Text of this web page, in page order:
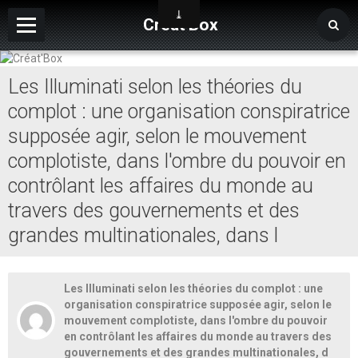
Créat'Box
Page d'accueil
Album
Forums de discussion
Les Illuminati selon les théories du
complot : une organisation conspiratrice
supposée agir, selon le mouvement
complotiste, dans l'ombre du pouvoir en
contrôlant les affaires du monde au
travers des gouvernements et des
grandes multinationales, dans l
Les Illuminati selon les théories du complot : une
organisation conspiratrice supposée agir, selon le
mouvement complotiste, dans l'ombre du pouvoir
en contrôlant les affaires du monde au travers des
gouvernements et des grandes multinationales, d